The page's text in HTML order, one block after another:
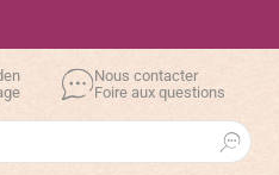
Nous contacter
Foire aux questions
Search